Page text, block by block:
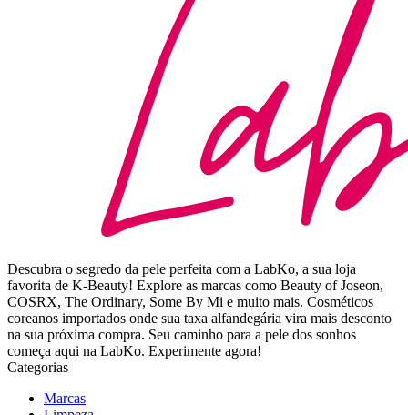
Descubra o segredo da pele perfeita com a LabKo, a sua loja
favorita de K-Beauty! Explore as marcas como Beauty of Joseon,
COSRX, The Ordinary, Some By Mi e muito mais. Cosméticos
coreanos importados onde sua taxa alfandegária vira mais desconto
na sua próxima compra. Seu caminho para a pele dos sonhos
começa aqui na LabKo. Experimente agora!
Categorias
Marcas